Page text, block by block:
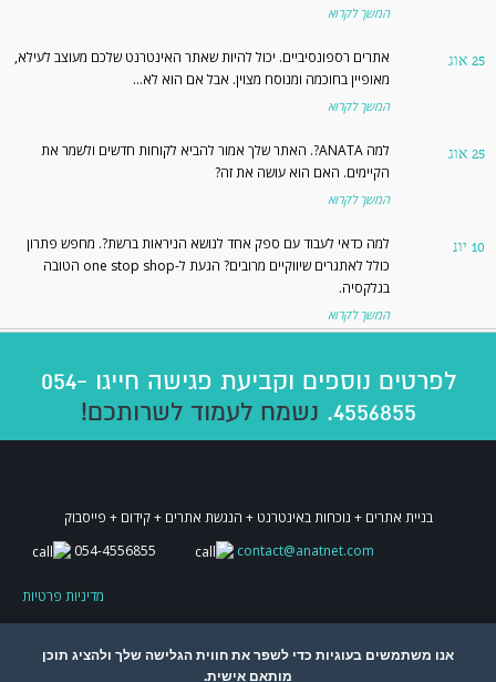
המשך לקרוא
25 אוג אתרים רספונסיביים. יכול להיות שאתר האינטרנט שלכם מעוצב לעילא,
מאופיין בחוכמה ומנוסח מצוין. אבל אם הוא לא…
המשך לקרוא
25 אוג למה ANATA?
. האתר שלך אמור להביא לקוחות חדשים ולשמר את
הקיימים. האם הוא עושה את זה?
המשך לקרוא
10 יונ למה כדאי לעבוד עם ספק אחד לנושא הניראות ברשת?. מחפש פתרון
כולל לאתגרים שיווקיים מרובים? הגעת ל-one stop shop הטובה
בגלקסיה.
המשך לקרוא
לפרטים נוספים וקביעת פגישה חייגו 054-
4556855. נשמח לעמוד לשרותכם!
בניית אתרים + נוכחות באינטרנט + הנגשת אתרים + קידום + פייסבוק
contact@anatnet.com
מדיניות פרטיות
אנו משתמשים בעוגיות כדי לשפר את חווית הגלישה שלך ולהציג תוכן
מותאם אישית.